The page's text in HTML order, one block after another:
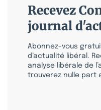
Recevez
journal
Abonnez-vous
d’actualité libéral.
analyse libérale de
trouverez nulle part